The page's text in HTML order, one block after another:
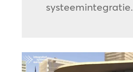
systeemintegratie.